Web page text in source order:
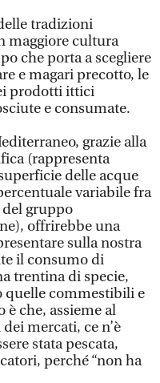
tradizioni
maggiore cultura
che porta a scegliere
e magari precotto, le
prodotti ittici
e consumate.
grazie alla
(rappresenta
delle acque
variabile fra
del gruppo
offrirebbe una
sulla nostra
il consumo di
trentina di specie,
quelle commestibili e
che, assieme al
mercati, ce n’è
stata pescata,
perché “non ha